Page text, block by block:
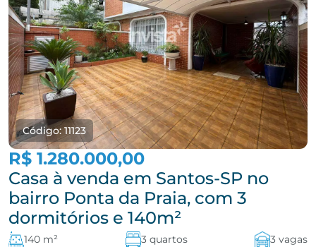
Código: 11123
R$ 1.280.000,00
Casa à venda em Santos-SP no
bairro Ponta da Praia, com 3
dormitórios e 140m²
140 m² 3 quartos 3 vagas